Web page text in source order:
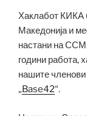
Хаклабот КИКА
Македонија и
настани на ССМ
години работа,
нашите членови
„Base42“.